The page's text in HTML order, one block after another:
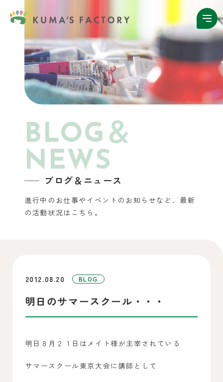
BLOG＆
NEWS
ブログ＆ニュース
進行中のお仕事やイベントのお知らせなど、 最新
の活動状況はこちら。
2012.08.20 BLOG
明日のサマースクール・・・
明日８月２１日はメイト様が主宰されている
サマースクール東京大会に講師として